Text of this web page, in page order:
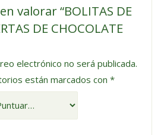
valorar “BOLITAS DE
DE CHOCOLATE
electrónico no será publicada.
están marcados con *